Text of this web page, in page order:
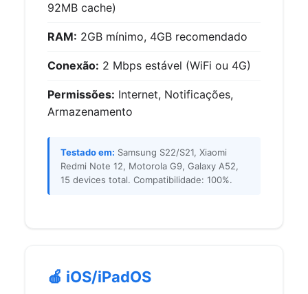
92MB cache)
RAM: 2GB mínimo, 4GB recomendado
Conexão: 2 Mbps estável (WiFi ou 4G)
Permissões: Internet, Notificações,
Armazenamento
Testado em: Samsung S22/S21, Xiaomi
Redmi Note 12, Motorola G9, Galaxy A52,
15 devices total. Compatibilidade: 100%.
🍎 iOS/iPadOS